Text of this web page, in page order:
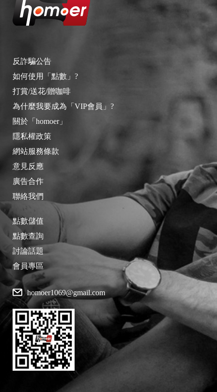
反詐騙公告
如何使用「點數」?
打賞/送花/贈咖啡
為什麼我要成為「VIP會員」?
關於「homoer」
隱私權政策
網站服務條款
意見反應
廣告合作
聯絡我們
點數儲值
點數查詢
討論話題
會員專區
homoer1069@gmail.com